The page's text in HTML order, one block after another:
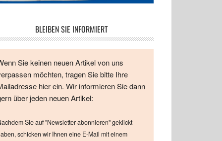
BLEIBEN SIE INFORMIERT
Sie keinen neuen Artikel von uns
möchten, tragen Sie bitte Ihre
hier ein. Wir informieren Sie dann
über jeden neuen Artikel:
Sie auf "Newsletter abonnieren" geklickt
schicken wir Ihnen eine E-Mail mit einem